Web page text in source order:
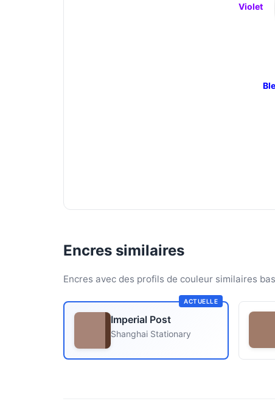
Violet
Encres similaires
Encres avec des profils de couleur similaires
ACTUELLE
Imperial Post
Shanghai Stationary